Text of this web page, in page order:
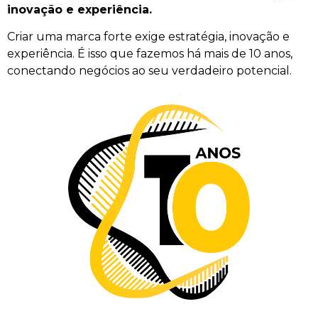
inovação e experiência.
Criar uma marca forte exige estratégia, inovação e
experiência. É isso que fazemos há mais de 10 anos,
conectando negócios ao seu verdadeiro potencial.